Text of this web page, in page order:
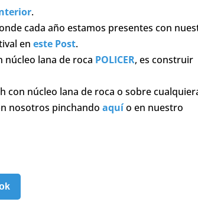
.
cada año estamos presentes con
eneste Post.
núcleo lana de roca POLICER, es construir
con núcleo lana de roca o sobre
nosotros pinchandoaquío en nuestro